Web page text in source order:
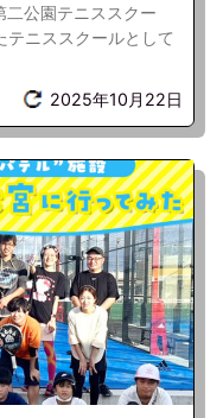
公園テニススクー
テニススクールとして
2025年10月22日